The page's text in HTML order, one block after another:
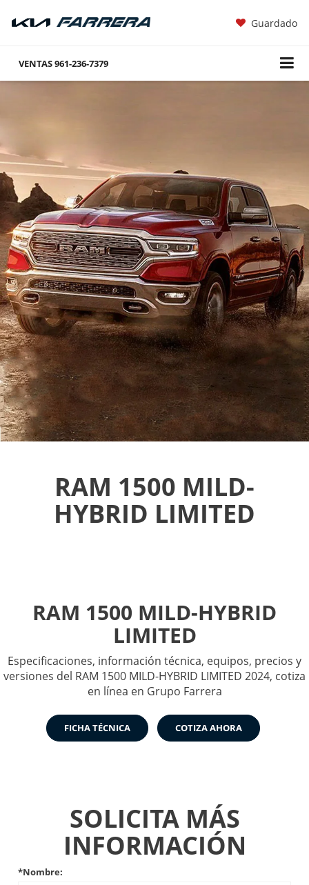
Guardado
VENTAS961-236-7379
RAM 1500 MILD-
HYBRID LIMITED
RAM 1500 MILD-HYBRID
LIMITED
Especificaciones, información técnica, equipos, precios y
versiones del RAM 1500 MILD-HYBRID LIMITED 2024, cotiza
en línea en Grupo Farrera
FICHA TÉCNICA COTIZA AHORA
SOLICITA MÁS
INFORMACIÓN
*Nombre: